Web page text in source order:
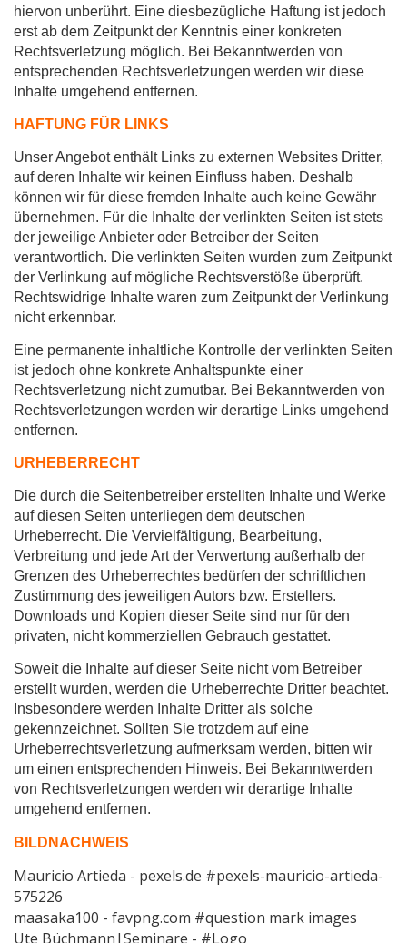
hiervon unberührt. Eine diesbezügliche Haftung ist jedoch
erst ab dem Zeitpunkt der Kenntnis einer konkreten
Rechtsverletzung möglich. Bei Bekanntwerden von
entsprechenden Rechtsverletzungen werden wir diese
Inhalte umgehend entfernen.
HAFTUNG FÜR LINKS
Unser Angebot enthält Links zu externen Websites Dritter,
auf deren Inhalte wir keinen Einfluss haben. Deshalb
können wir für diese fremden Inhalte auch keine Gewähr
übernehmen. Für die Inhalte der verlinkten Seiten ist stets
der jeweilige Anbieter oder Betreiber der Seiten
verantwortlich. Die verlinkten Seiten wurden zum Zeitpunkt
der Verlinkung auf mögliche Rechtsverstöße überprüft.
Rechtswidrige Inhalte waren zum Zeitpunkt der Verlinkung
nicht erkennbar.
Eine permanente inhaltliche Kontrolle der verlinkten Seiten
ist jedoch ohne konkrete Anhaltspunkte einer
Rechtsverletzung nicht zumutbar. Bei Bekanntwerden von
Rechtsverletzungen werden wir derartige Links umgehend
entfernen.
URHEBERRECHT
Die durch die Seitenbetreiber erstellten Inhalte und Werke
auf diesen Seiten unterliegen dem deutschen
Urheberrecht. Die Vervielfältigung, Bearbeitung,
Verbreitung und jede Art der Verwertung außerhalb der
Grenzen des Urheberrechtes bedürfen der schriftlichen
Zustimmung des jeweiligen Autors bzw. Erstellers.
Downloads und Kopien dieser Seite sind nur für den
privaten, nicht kommerziellen Gebrauch gestattet.
Soweit die Inhalte auf dieser Seite nicht vom Betreiber
erstellt wurden, werden die Urheberrechte Dritter beachtet.
Insbesondere werden Inhalte Dritter als solche
gekennzeichnet. Sollten Sie trotzdem auf eine
Urheberrechtsverletzung aufmerksam werden, bitten wir
um einen entsprechenden Hinweis. Bei Bekanntwerden
von Rechtsverletzungen werden wir derartige Inhalte
umgehend entfernen.
BILDNACHWEIS
Mauricio Artieda - pexels.de #pexels-mauricio-artieda-
575226
maasaka100 - favpng.com #question mark images
Ute Büchmann|Seminare - #Logo